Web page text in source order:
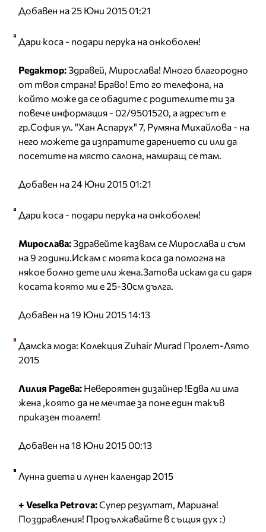
Добавен на 25 Юни 2015 01:21
Дари коса - подари перука на онкоболен!
Редактор:Здравей, Мирослава! Много благородно
от твоя страна! Браво! Ето го телефона, на
който може да се обадите с родителите ти за
повече информация - 02/9501520, а адресът е
гр.София ул. "Хан Аспарух" 7, Румяна Михайлова - на
него можете да изпратите дарението си или да
посетите на място салона, намиращ се там.
Добавен на 24 Юни 2015 01:21
Дари коса - подари перука на онкоболен!
Мирослава:Здравейте казвам се Мирослава и съм
на 9 години.Искам с моята коса да помогна на
някое болно дете или жена.Затова искам да си даря
косата която ми е 25-30см дълга.
Добавен на 19 Юни 2015 14:13
Дамска мода: Колекция Zuhair Murad Пролет-Лято
2015
Лилия Радева: Невероятен дизайнер !Едва ли има
жена ,която да не мечтае за поне един такъв
приказен тоалет!
Добавен на 18 Юни 2015 00:13
Лунна диета и лунен календар 2015
+ Veselka Petrova:Супер резултат, Мариана!
Поздравления! Продължавайте в същия дух :)